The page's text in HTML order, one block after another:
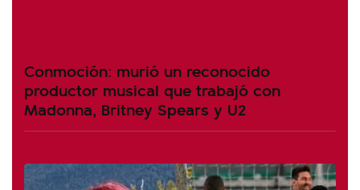
Conmoción: murió un reconocido
productor musical que trabajó con
Madonna, Britney Spears y U2